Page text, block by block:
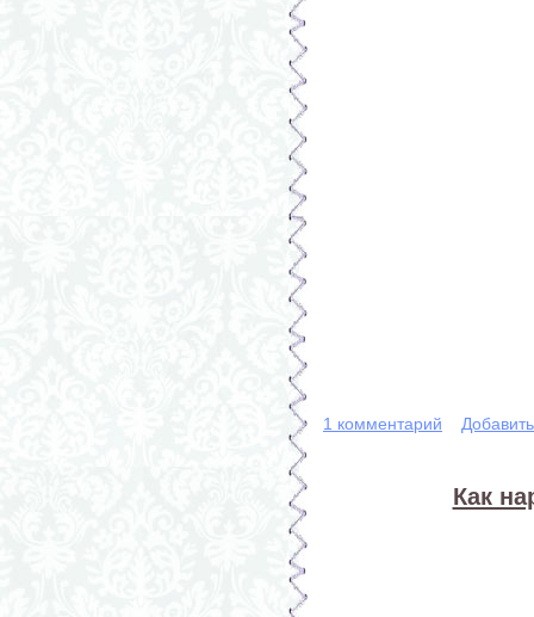
1 комментарий
Как